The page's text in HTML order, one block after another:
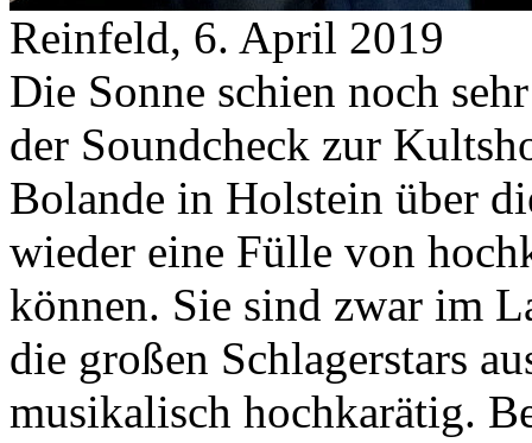
Reinfeld, 6. April 2019
Die Sonne schien noch
der Soundcheck zur
Bolande in Holstein über
wieder eine Fülle von
können. Sie sind zwar im
die großen Schlagerstars
musikalisch hochkarätig.